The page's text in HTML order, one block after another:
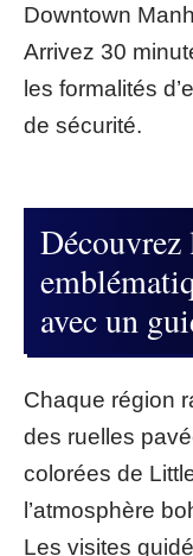
Downtown
Arrivez 30
les formalités
de sécurité.
Découvrez
avec un
Chaque région
des ruelles
colorées de
l’atmosphère
Les visites